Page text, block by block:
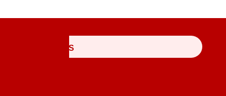
ÚLTIMAS